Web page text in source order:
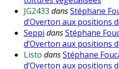
JG2433 dansStéphane
d’Overton aux positions
Seppi dansStéphane
d’Overton aux positions
Listo dansStéphane
d’Overton aux positions